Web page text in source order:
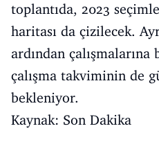
toplantıda, 2023
haritası da çizilecek.
ardından
çalışma takviminin de
bekleniyor.
Kaynak: Son Dakika